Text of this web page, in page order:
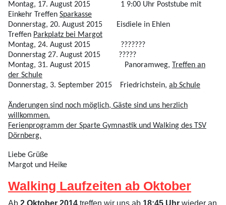
Montag, 17. August 2015 1 9:00 Uhr Poststube mit
Einkehr Treffen Sparkasse
Donnerstag, 20. August 2015 Eisdiele in Ehlen
Treffen Parkplatz bei Margot
Montag, 24. August 2015 ???????
Donnerstag 27. August 2015 ?????
Montag, 31. August 2015 Panoramweg, Treffen an
der Schule
Donnerstag, 3. September 2015 Friedrichstein, ab Schule
Änderungen sind noch möglich, Gäste sind uns herzlich
willkommen.
Ferienprogramm der Sparte Gymnastik und Walking des TSV
Dörnberg.
Liebe Grüße
Margot und Heike
Walking Laufzeiten ab Oktober